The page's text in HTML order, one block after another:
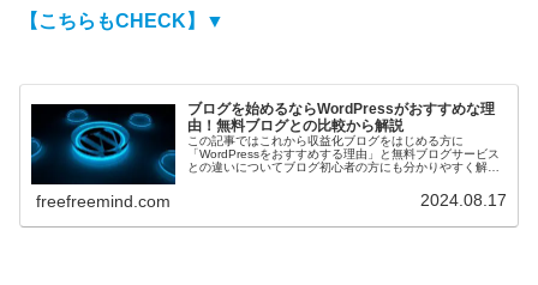
【こちらもCHECK】▼
ブログを始めるならWordPressがおすすめな理
由！無料ブログとの比較から解説
この記事ではこれから収益化ブログをはじめる方に
「WordPressをおすすめする理由」と無料ブログサービス
との違いについてブログ初心者の方にも分かりやすく解説
freefreemind.com 2024.08.17